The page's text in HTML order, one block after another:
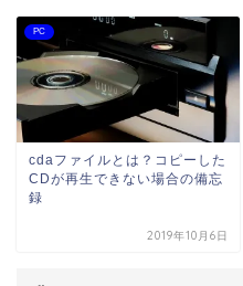
PC
cdaファイルとは？コピーした
CDが再生できない場合の備忘
録
2019年10月6日